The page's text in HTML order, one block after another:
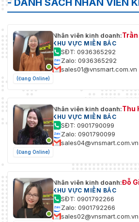
- DANH SÁCH NHÂN VIÊN
(Đang Online)
Nhân viên kinh doanh:
KHU VỰC MIỀN BẮC
SĐT: 0936365292
Zalo: 0936365292
sales01@vnsmart.com.vn
(Đang Online)
Nhân viên kinh doanh:Thu
KHU VỰC MIỀN BẮC
SĐT: 0901790099
Zalo: 0901790099
sales04@vnsmart.com.vn
Nhân viên kinh doanh:Đỗ
KHU VỰC MIỀN BẮC
SĐT: 0901792266
Zalo: 0901792266
sales02@vnsmart.com.vn